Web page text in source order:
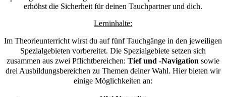
erhöhst die Sicherheit für deinen Tauchpartner und dich.
Lerninhalte:
Im Theorieunterricht wirst du auf fünf Tauchgänge in den jeweiligen
Spezialgebieten vorbereitet. Die Spezialgebiete setzen sich
zusammen aus zwei Pflichtbereichen: Tief und -Navigation sowie
drei Ausbildungsbereichen zu Themen deiner Wahl. Hier bieten wir
einige Möglichkeiten an: